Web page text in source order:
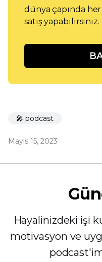
dünya çapında
satış yapabilirsiniz.
🎤 podcast
Mayıs 15, 2023
Hayalinizdeki işi
motivasyon ve